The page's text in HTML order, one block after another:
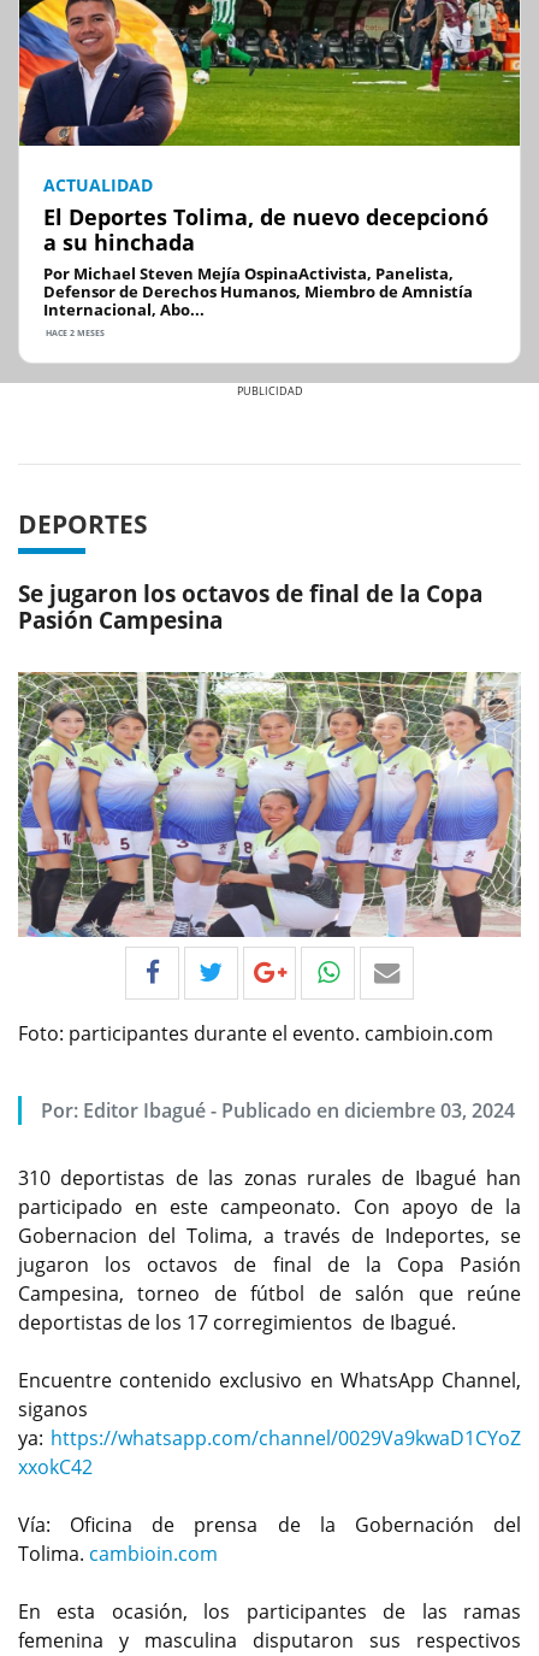
ACTUALIDAD
El Deportes Tolima, de nuevo decepcionó
a su hinchada
Por Michael Steven Mejía OspinaActivista, Panelista,
Defensor de Derechos Humanos, Miembro de Amnistía
Internacional, Abo...
HACE 2 MESES
DEPORTES
Se jugaron los octavos de final de la Copa
Pasión Campesina
Foto: participantes durante el evento. cambioin.com
Por: Editor Ibagué- Publicado en diciembre 03, 2024
310 deportistas de las zonas rurales de Ibagué han
participado en este campeonato. Con apoyo de la
Gobernacion del Tolima, a través de Indeportes, se
jugaron los octavos de final de la Copa Pasión
Campesina, torneo de fútbol de salón que reúne
deportistas de los 17 corregimientos de Ibagué.
Encuentre contenido exclusivo en WhatsApp Channel,
siganos
ya: https://whatsapp.com/channel/0029Va9kwaD1CYoZ
xxokC42
Vía: Oficina de prensa de la Gobernación del
Tolima. cambioin.com
En esta ocasión, los participantes de las ramas
femenina y masculina disputaron sus respectivos